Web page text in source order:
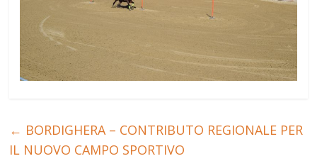
← BORDIGHERA – CONTRIBUTO REGIONALE PER
IL NUOVO CAMPO SPORTIVO